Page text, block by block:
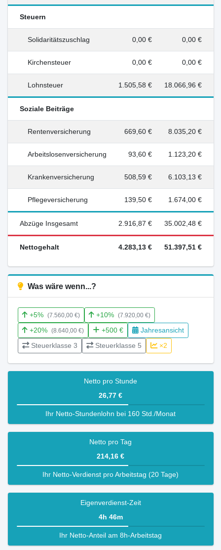
Steuern
Solidaritätszuschlag 0,00 € 0,00 €
Kirchensteuer 0,00 € 0,00 €
Lohnsteuer 1.505,58 € 18.066,96 €
Soziale Beiträge
Rentenversicherung 669,60 € 8.035,20 €
Arbeitslosenversicherung 93,60 € 1.123,20 €
Krankenversicherung 508,59 € 6.103,13 €
Pflegeversicherung 139,50 € 1.674,00 €
Abzüge Insgesamt 2.916,87 € 35.002,48 €
Nettogehalt 4.283,13 € 51.397,51 €
Was wäre wenn...?
+5% (7.560,00 €) +10% (7.920,00 €)
+20% (8.640,00 €) +500 €
Jahresansicht
Steuerklasse 3
Steuerklasse 5 ×2
Netto pro Stunde
26,77 €
Ihr Netto-Stundenlohn bei 160 Std./Monat
Netto pro Tag
214,16 €
Ihr Netto-Verdienst pro Arbeitstag (20 Tage)
Eigenverdienst-Zeit
4h 46m
Ihr Netto-Anteil am 8h-Arbeitstag